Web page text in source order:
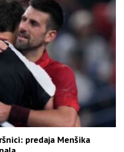
predaja Menšika